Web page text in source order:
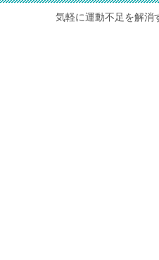
気軽に運動不足を解消